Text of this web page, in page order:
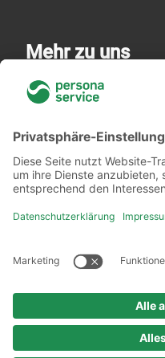
Mehr zu uns
Über uns
Akademie
Rechtliches